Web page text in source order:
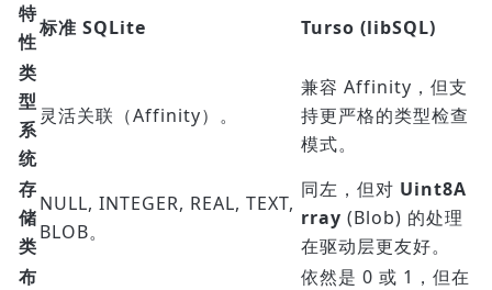
特
性
标准 SQLite
Turso (libSQL)
类
型
系
统
灵活关联（Affinity）。
兼容 Affinity，但支
持更严格的类型检查
模式。
存
储
类
NULL, INTEGER, REAL, TEXT,
BLOB。
同左，但对 Uint8A
rray (Blob) 的处理
在驱动层更友好。
布
依然是 0 或 1，但在